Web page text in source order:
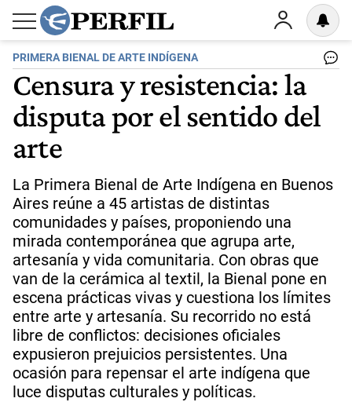
PRIMERA BIENAL DE ARTE INDÍGENA
Censura y resistencia: la
disputa por el sentido del
arte
La Primera Bienal de Arte Indígena en Buenos
Aires reúne a 45 artistas de distintas
comunidades y países, proponiendo una
mirada contemporánea que agrupa arte,
artesanía y vida comunitaria. Con obras que
van de la cerámica al textil, la Bienal pone en
escena prácticas vivas y cuestiona los límites
entre arte y artesanía. Su recorrido no está
libre de conflictos: decisiones oficiales
expusieron prejuicios persistentes. Una
ocasión para repensar el arte indígena que
luce disputas culturales y políticas.